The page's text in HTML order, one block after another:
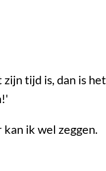
tijd is, dan is het
ik wel zeggen.